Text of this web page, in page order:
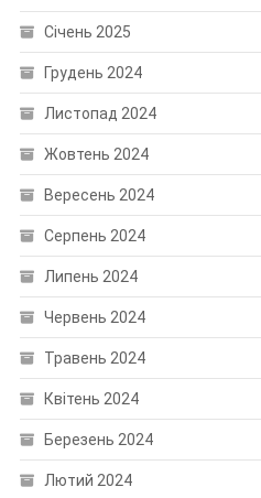
Січень 2025
Грудень 2024
Листопад 2024
Жовтень 2024
Вересень 2024
Серпень 2024
Липень 2024
Червень 2024
Травень 2024
Квітень 2024
Березень 2024
Лютий 2024